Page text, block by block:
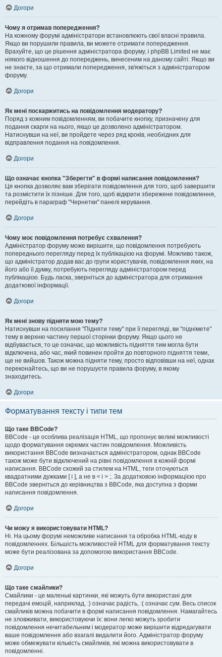
Догори
Чому я отримав попередження?
На кожному форумі адміністратори встановлюють свої власні правила.
Якщо ви порушили правила, ви можете отримати попередження.
Врахуйте, що це рішення адміністратора форуму, і phpBB Limited не має
ніякого відношення до попереджень, винесеним на даному сайті. Якщо ви
не знаєте, за що отримали попередження, зв'яжіться з адміністратором
форуму.
Догори
Як мені поскаржитись на повідомлення модератору?
Поряд з кожним повідомленням, ви побачите кнопку, призначену для
подання скарги на нього, якщо це дозволено адміністратором.
Натиснувши на неї, ви пройдете через ряд кроків, необхідних для
відправлення подання на повідомлення.
Догори
Що означає кнопка "Зберегти" в формі написання повідомлення?
Ця кнопка дозволяє вам зберігати повідомлення для того, щоб завершити
та розмістити їх пізніше. Для того, щоб відкрити збережене повідомлення,
перейдіть в параграф "Чернетки" панелі керування.
Догори
Чому моє повідомлення потребує схвалення?
Адміністратор форуму може вирішити, що повідомлення потребують
попереднього перегляду перед їх публікацією на форумі. Можливо також,
що адміністратор додав вас до групи користувачів, повідомлення яких, на
його або її думку, потребують перегляду адміністратором перед
публікацією. Будь ласка, зверніться до адміністратора для отримання
додаткової інформації.
Догори
Як мені знову підняти мою тему?
Натиснувши на посилання "Підняти тему" при її перегляді, ви "піднімете"
тему в верхню частину першої сторінки форуму. Якщо цього не
відбувається, то це означає, що можливість підняття тим могла бути
відключена, або час, який повинен пройти до повторного підняття теми,
ще не вийшов. Також можна підняти тему, просто відповівши на неї, однак
переконайтесь, що ви не порушуєте правила форуму, в якому
знаходитесь.
Догори
Форматування тексту і типи тем
Що таке BBCode?
BBCode - це особлива реалізація HTML, що пропонує великі можливості
щодо форматування окремих частин повідомлення. Можливість
використання BBCode визначається адміністратором, однак BBCode
також може бути відключений на рівні повідомлення в кожній формі
написання. BBCode схожий за стилем на HTML, теги оточуються
квадратними дужками [ і ], а не в < і > ;. За додатковою інформацією про
BBCode зверніться до керівництва з BBCode, яка доступна з форми
написання повідомлення.
Догори
Чи можу я використовувати HTML?
Ні. На цьому форумі неможливе написання та обробка HTML-коду в
повідомленнях. Більшість можливостей HTML для форматування тексту
може бути реалізована за допомогою використання BBCode.
Догори
Що таке смайлики?
Смайлики - це маленькі картинки, які можуть бути використані для
передачі емоцій, наприклад, :) означає радість, :( означає сум. Весь список
смайликів можна побачити в формі написання повідомлення. Намагайтесь
не зловживати, використовуючи їх: вони легко можуть зробити
повідомлення нечитабельним і модератор може вирішити відредагувати
ваше повідомлення або взагалі видалити його. Адміністратор форуму
може обмежувати кількість смайликів, які можна використовувати в
повідомленні.